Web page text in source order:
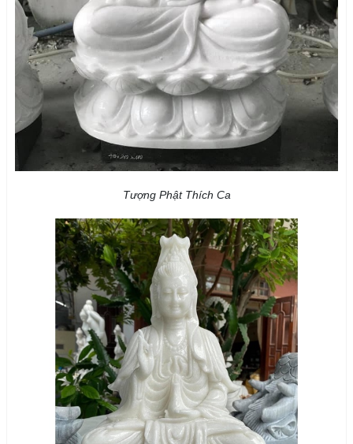
Tượng Phật Thích Ca